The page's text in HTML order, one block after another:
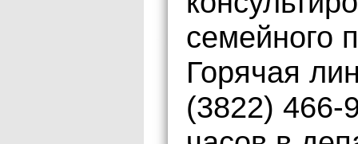
семейного
Горячая
(3822) 466-